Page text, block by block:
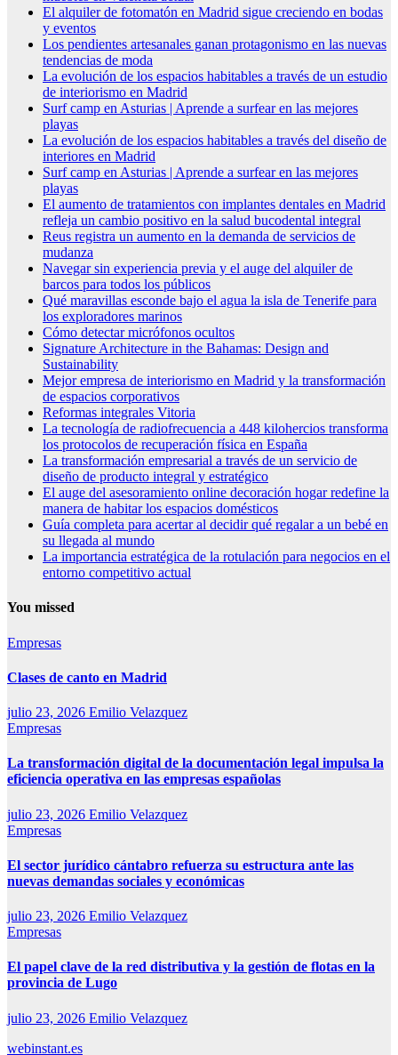
El alquiler de fotomatón en Madrid sigue creciendo en bodas
y eventos
Los pendientes artesanales ganan protagonismo en las nuevas
tendencias de moda
La evolución de los espacios habitables a través de un estudio
de interiorismo en Madrid
Surf camp en Asturias | Aprende a surfear en las mejores
playas
La evolución de los espacios habitables a través del diseño de
interiores en Madrid
Surf camp en Asturias | Aprende a surfear en las mejores
playas
El aumento de tratamientos con implantes dentales en Madrid
refleja un cambio positivo en la salud bucodental integral
Reus registra un aumento en la demanda de servicios de
mudanza
Navegar sin experiencia previa y el auge del alquiler de
barcos para todos los públicos
Qué maravillas esconde bajo el agua la isla de Tenerife para
los exploradores marinos
Cómo detectar micrófonos ocultos
Signature Architecture in the Bahamas: Design and
Sustainability
Mejor empresa de interiorismo en Madrid y la transformación
de espacios corporativos
Reformas integrales Vitoria
La tecnología de radiofrecuencia a 448 kilohercios transforma
los protocolos de recuperación física en España
La transformación empresarial a través de un servicio de
diseño de producto integral y estratégico
El auge del asesoramiento online decoración hogar redefine la
manera de habitar los espacios domésticos
Guía completa para acertar al decidir qué regalar a un bebé en
su llegada al mundo
La importancia estratégica de la rotulación para negocios en el
entorno competitivo actual
You missed
Empresas
Clases de canto en Madrid
julio 23, 2026 Emilio Velazquez
Empresas
La transformación digital de la documentación legal impulsa la
eficiencia operativa en las empresas españolas
julio 23, 2026 Emilio Velazquez
Empresas
El sector jurídico cántabro refuerza su estructura ante las
nuevas demandas sociales y económicas
julio 23, 2026 Emilio Velazquez
Empresas
El papel clave de la red distributiva y la gestión de flotas en la
provincia de Lugo
julio 23, 2026 Emilio Velazquez
webinstant.es